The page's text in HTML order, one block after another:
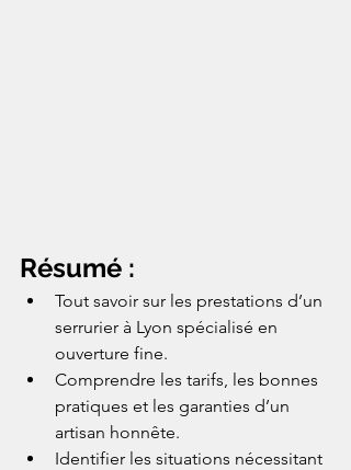
Résumé :
Tout savoir sur les prestations d’un
serrurier à Lyon spécialisé en
ouverture fine.
Comprendre les tarifs, les bonnes
pratiques et les garanties d’un
artisan honnête.
Identifier les situations nécessitant